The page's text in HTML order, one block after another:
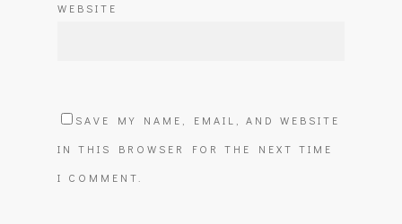
WEBSITE
SAVE MY NAME, EMAIL, AND WEBSITE
IN THIS BROWSER FOR THE NEXT TIME
I COMMENT.